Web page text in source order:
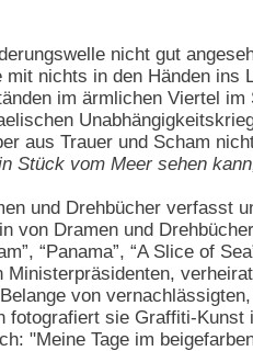
nicht gut
nichts in den Händen ins
im ärmlichen Viertel im
aus Trauer und Scham
Stück vom Meer sehen
und Drehbücher verfasst
von Dramen und
“Panama”, “A Slice of
von
fotografiert sie Graffiti-
"Meine Tage im